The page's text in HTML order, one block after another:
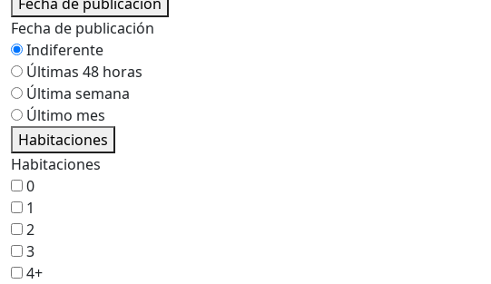
Fecha de publicación
Indiferente
Últimas 48 horas
Última semana
Último mes
Habitaciones
Habitaciones
0
1
2
3
4+